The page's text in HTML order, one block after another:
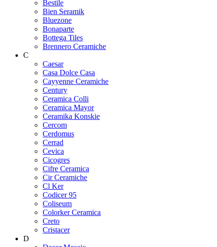
Bestile
Bien Seramik
Bluezone
Bonaparte
Bottega Tiles
Brennero Ceramiche
C
Caesar
Casa Dolce Casa
Cayyenne Ceramiche
Century
Ceramica Colli
Ceramica Mayor
Ceramika Konskie
Cercom
Cerdomus
Cerrad
Cevica
Cicogres
Cifre Ceramica
Cir Ceramiche
Cl Ker
Codicer 95
Coliseum
Colorker Ceramica
Creto
Cristacer
D